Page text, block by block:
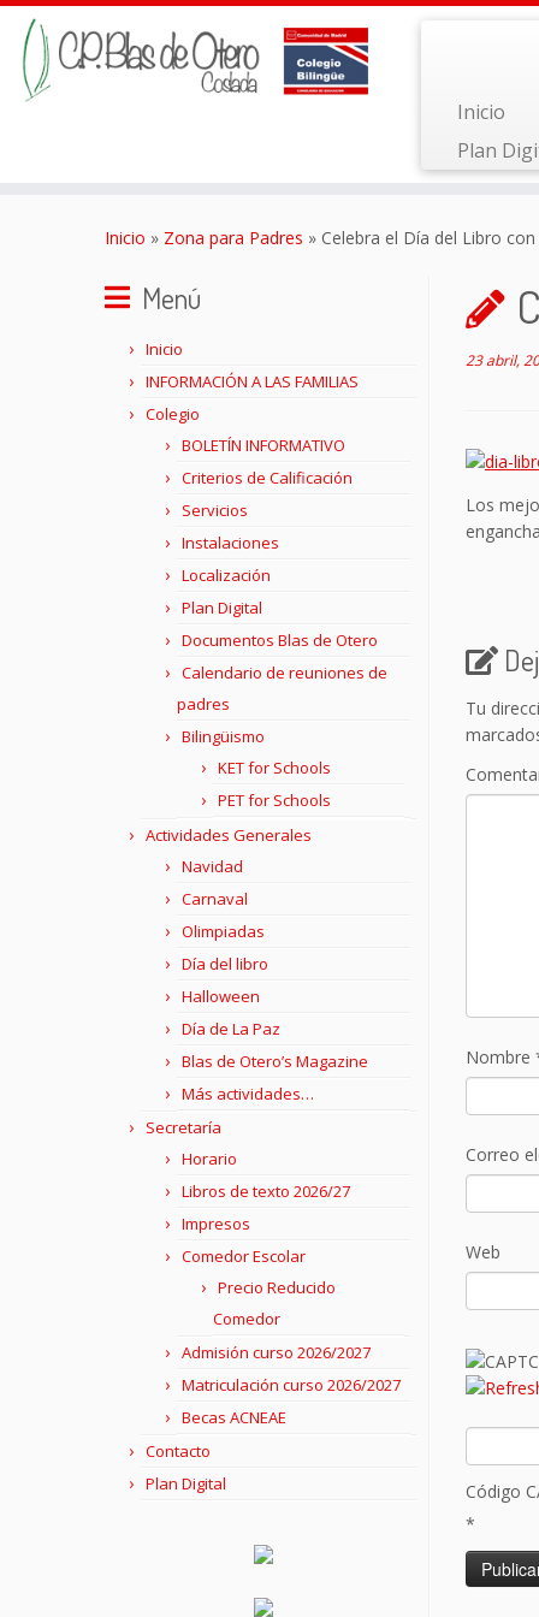
Inicio
Plan
Inicio » Zona para Padres » Celebra el Día del Libro
Menú
Inicio
INFORMACIÓN A LAS FAMILIAS
Colegio
BOLETÍN INFORMATIVO
Criterios de Calificación
Servicios
Instalaciones
Localización
Plan Digital
Documentos Blas de Otero
Calendario de reuniones de
padres
Bilingüismo
KET for Schools
PET for Schools
Actividades Generales
Navidad
Carnaval
Olimpiadas
Día del libro
Halloween
Día de La Paz
Blas de Otero’s Magazine
Más actividades…
Secretaría
Horario
Libros de texto 2026/27
Impresos
Comedor Escolar
Precio Reducido
Comedor
Admisión curso 2026/2027
Matriculación curso 2026/2027
Becas ACNEAE
Contacto
Plan Digital
23 abril,
Los
Tu
Nombre
Correo
Web
Código
*